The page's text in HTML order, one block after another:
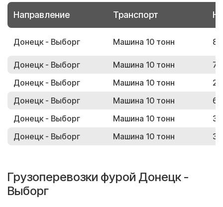
Направление Транспорт
Донецк - Выборг Машина 10 тонн
Донецк - Выборг Машина 10 тонн
Донецк - Выборг
Машина 10 тонн
Донецк - Выборг
Машина 10 тонн
Донецк - Выборг
Машина 10 тонн
Донецк - Выборг
Машина 10 тонн
Грузоперевозки фурой Донецк -
Выборг